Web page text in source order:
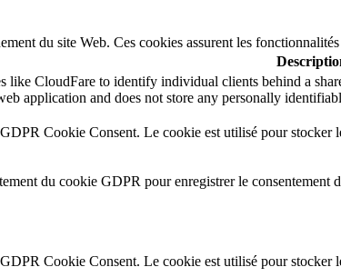
du site Web. Ces cookies assurent les
like CloudFare to identify individual clients behind a
application and does not store any personally
Cookie Consent. Le cookie est utilisé pour
du cookie GDPR pour enregistrer le consentement
Cookie Consent. Le cookie est utilisé pour stocker